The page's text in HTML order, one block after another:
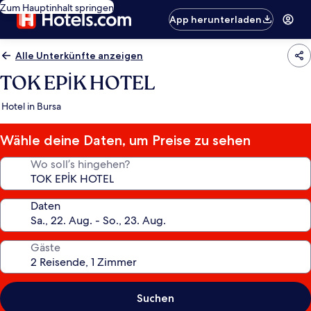
Zum Hauptinhalt springen
App herunterladen
Alle Unterkünfte anzeigen
TOK EPİK HOTEL
Hotel in Bursa
Wähle deine Daten, um Preise zu sehen
Wo soll’s hingehen?
Daten
Gäste
Suchen